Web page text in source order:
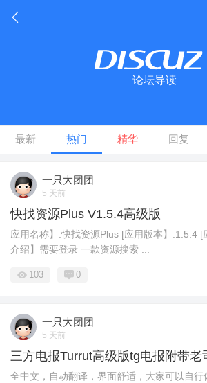
论坛导读
最新 热门 精华 回复
一只大团团
5 天前
快找资源Plus V1.5.4高级版
应用名称】:快找资源Plus [应用版本】:1.5.4 [
介绍】需要登录 一款资源搜索 ...
103 0
一只大团团
5 天前
三方电报Turrut高级版tg电报附带老
全中文，自动翻译，界面舒适，大家可以自行